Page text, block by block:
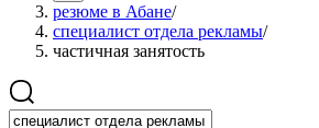
резюме в Абане/
специалист отдела рекламы/
частичная занятость